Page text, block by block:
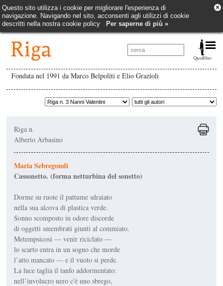
Questo sito utilizza i cookie per migliorare l'esperienza di
navigazione. Navigando nel sito, acconsenti agli utilizzi di cookie
descritti nella nostra cookie policy
Per saperne di più »
×
Fondata nel 1991 da Marco Belpoliti e Elio Grazioli
Riga n.
Alberto Arbasino
Maria Sebregondi
Cassonetto. (forma netturbina del sonetto)
Dorme su ruote il pattume sdraiato
nella sua alcova di plastica verde.
Sonno scomposto in odore discorde
di oggetti smembrati giunti al commiato.
Metempsicosi — venir riciclato —
lo scarto entra in un sogno che morde
l’atto mancato — e il vuoto si perde.
La luce taglia il tanfo addormentato:
nell’involucro nero c'è uno sbrego,